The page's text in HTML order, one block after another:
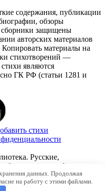
содержания, публикации
обзоры
сборники защищены
авторских материалов
Копировать материалы на
стихотворений —
являются
ГК РФ (статьи 1281 и
стихи
Русские,
и публикуем
может опубликовать у
данных. Продолжая
на работу с этими файлами.